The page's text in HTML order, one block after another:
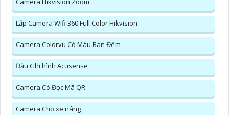
Trụ Sở:51 Lũy Bán Bích, P. Tân Thới Hòa,
Q.Tân Phú, TP.HCM
Hotline: 0938.11.23.99
Chi Nhánh 1:445/38 Tân Hòa Đông,P Bình Trị
Đông, Bình Tân, TP HCM
Kỹ Thuật:0906.855.330
Điện Thoại:(028) 6688.4949